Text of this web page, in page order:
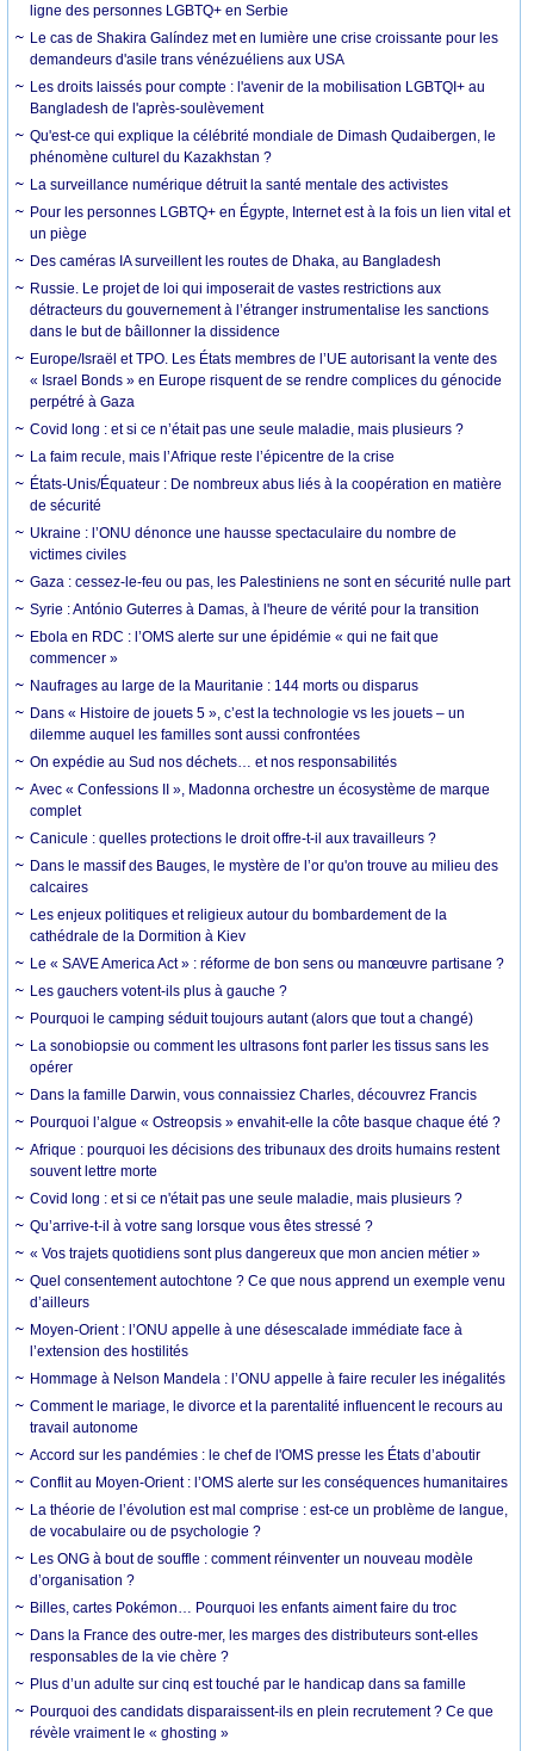
ligne des personnes LGBTQ+ en Serbie
Le cas de Shakira Galíndez met en lumière une crise croissante pour les
demandeurs d'asile trans vénézuéliens aux USA
Les droits laissés pour compte : l'avenir de la mobilisation LGBTQI+ au
Bangladesh de l'après-soulèvement
Qu'est-ce qui explique la célébrité mondiale de Dimash Qudaibergen, le
phénomène culturel du Kazakhstan ?
La surveillance numérique détruit la santé mentale des activistes
Pour les personnes LGBTQ+ en Égypte, Internet est à la fois un lien vital et
un piège
Des caméras IA surveillent les routes de Dhaka, au Bangladesh
Russie. Le projet de loi qui imposerait de vastes restrictions aux
détracteurs du gouvernement à l’étranger instrumentalise les sanctions
dans le but de bâillonner la dissidence
Europe/Israël et TPO. Les États membres de l’UE autorisant la vente des
« Israel Bonds » en Europe risquent de se rendre complices du génocide
perpétré à Gaza
Covid long : et si ce n’était pas une seule maladie, mais plusieurs ?
La faim recule, mais l’Afrique reste l’épicentre de la crise
États-Unis/Équateur : De nombreux abus liés à la coopération en matière
de sécurité
Ukraine : l’ONU dénonce une hausse spectaculaire du nombre de
victimes civiles
Gaza : cessez-le-feu ou pas, les Palestiniens ne sont en sécurité nulle part
Syrie : António Guterres à Damas, à l'heure de vérité pour la transition
Ebola en RDC : l’OMS alerte sur une épidémie « qui ne fait que
commencer »
Naufrages au large de la Mauritanie : 144 morts ou disparus
Dans « Histoire de jouets 5 », c’est la technologie vs les jouets – un
dilemme auquel les familles sont aussi confrontées
On expédie au Sud nos déchets… et nos responsabilités
Avec « Confessions II », Madonna orchestre un écosystème de marque
complet
Canicule : quelles protections le droit offre-t-il aux travailleurs ?
Dans le massif des Bauges, le mystère de l’or qu'on trouve au milieu des
calcaires
Les enjeux politiques et religieux autour du bombardement de la
cathédrale de la Dormition à Kiev
Le « SAVE America Act » : réforme de bon sens ou manœuvre partisane ?
Les gauchers votent-ils plus à gauche ?
Pourquoi le camping séduit toujours autant (alors que tout a changé)
La sonobiopsie ou comment les ultrasons font parler les tissus sans les
opérer
Dans la famille Darwin, vous connaissiez Charles, découvrez Francis
Pourquoi l’algue « Ostreopsis » envahit-elle la côte basque chaque été ?
Afrique : pourquoi les décisions des tribunaux des droits humains restent
souvent lettre morte
Covid long : et si ce n'était pas une seule maladie, mais plusieurs ?
Qu’arrive-t-il à votre sang lorsque vous êtes stressé ?
« Vos trajets quotidiens sont plus dangereux que mon ancien métier »
Quel consentement autochtone ? Ce que nous apprend un exemple venu
d’ailleurs
Moyen-Orient : l’ONU appelle à une désescalade immédiate face à
l’extension des hostilités
Hommage à Nelson Mandela : l’ONU appelle à faire reculer les inégalités
Comment le mariage, le divorce et la parentalité influencent le recours au
travail autonome
Accord sur les pandémies : le chef de l'OMS presse les États d’aboutir
Conflit au Moyen-Orient : l’OMS alerte sur les conséquences humanitaires
La théorie de l’évolution est mal comprise : est-ce un problème de langue,
de vocabulaire ou de psychologie ?
Les ONG à bout de souffle : comment réinventer un nouveau modèle
d’organisation ?
Billes, cartes Pokémon… Pourquoi les enfants aiment faire du troc
Dans la France des outre-mer, les marges des distributeurs sont-elles
responsables de la vie chère ?
Plus d’un adulte sur cinq est touché par le handicap dans sa famille
Pourquoi des candidats disparaissent-ils en plein recrutement ? Ce que
révèle vraiment le « ghosting »